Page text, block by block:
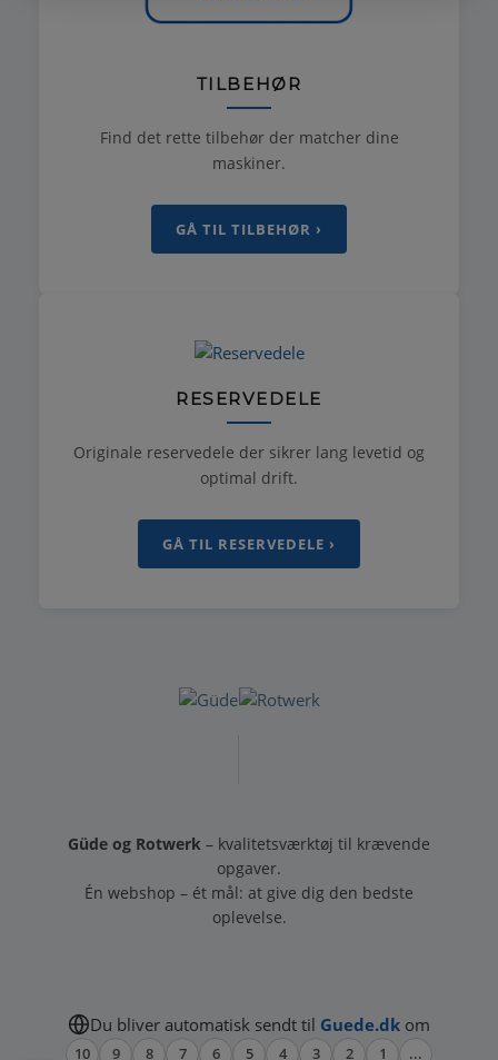
TILBEHØR
Find det rette tilbehør der matcher dine
maskiner.
GÅ TIL TILBEHØR ›
RESERVEDELE
Originale reservedele der sikrer lang levetid og
optimal drift.
GÅ TIL RESERVEDELE ›
Güde og Rotwerk – kvalitetsværktøj til krævende
opgaver.
Én webshop – ét mål: at give dig den bedste
oplevelse.
Du bliver automatisk sendt til Guede.dk om
10 9 8 7 6 5 4 3 2 1 ...